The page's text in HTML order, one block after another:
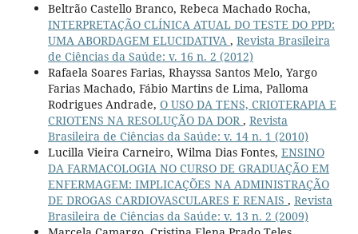
Beltrão Castello Branco, Rebeca Machado Rocha,
INTERPRETAÇÃO CLÍNICA ATUAL DO TESTE DO PPD:
UMA ABORDAGEM ELUCIDATIVA , Revista Brasileira
de Ciências da Saúde: v. 16 n. 2 (2012)
Rafaela Soares Farias, Rhayssa Santos Melo, Yargo
Farias Machado, Fábio Martins de Lima, Palloma
Rodrigues Andrade, O USO DA TENS, CRIOTERAPIA E
CRIOTENS NA RESOLUÇÃO DA DOR, Revista
Brasileira de Ciências da Saúde: v. 14 n. 1 (2010)
Lucilla Vieira Carneiro, Wilma Dias Fontes, ENSINO
DA FARMACOLOGIA NO CURSO DE GRADUAÇÃO EM
ENFERMAGEM: IMPLICAÇÕES NA ADMINISTRAÇÃO
DE DROGAS CARDIOVASCULARES E RENAIS , Revista
Brasileira de Ciências da Saúde: v. 13 n. 2 (2009)